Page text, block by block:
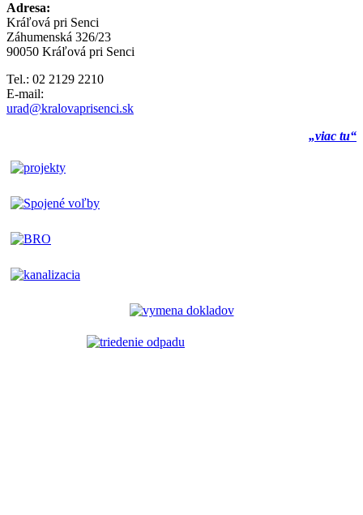
Adresa:
Kráľová pri Senci
Záhumenská 326/23
90050 Kráľová pri Senci
Tel.: 02 2129 2210
E-mail:
urad@kralovaprisenci.sk
„viac tu“